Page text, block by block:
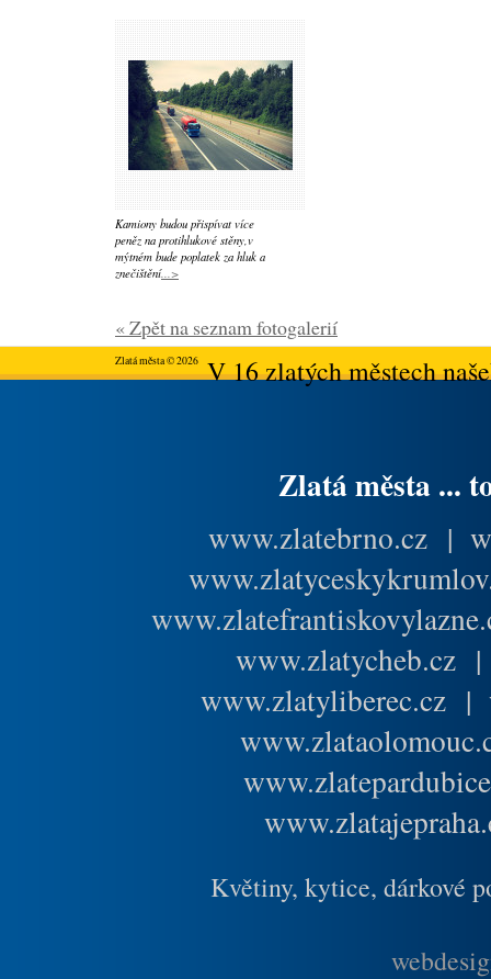
Kamiony budou přispívat více
peněz na protihlukové stěny,v
mýtném bude poplatek za hluk a
znečištění...>
« Zpět na seznam fotogalerií
Zlatá města © 2026V 16 zlatých městech
Zlatá města ...
www.zlatebrno.cz |
www.zlatycheb.cz
www.zlatyliberec.cz |
Květiny, kytice, dárkové